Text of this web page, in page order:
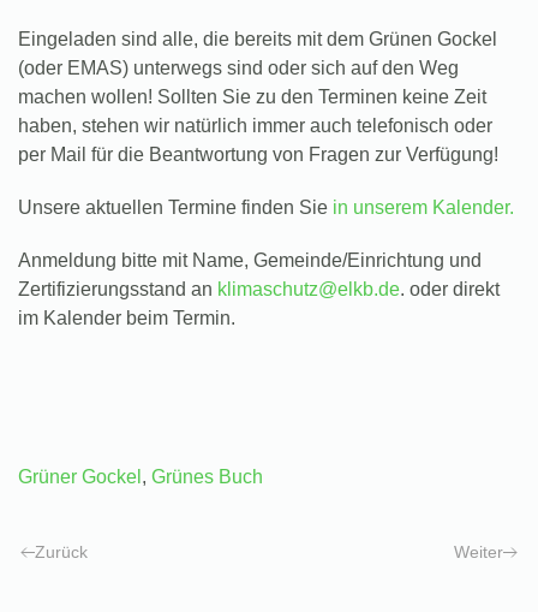
Eingeladen sind alle, die bereits mit dem Grünen Gockel
(oder EMAS) unterwegs sind oder sich auf den Weg
machen wollen! Sollten Sie zu den Terminen keine Zeit
haben, stehen wir natürlich immer auch telefonisch oder
per Mail für die Beantwortung von Fragen zur Verfügung!
Unsere aktuellen Termine finden Sie in unserem Kalender.
Anmeldung bitte mitName, Gemeinde/Einrichtung und
Zertifizierungsstand an klimaschutz@elkb.de. oder direkt
im Kalender beim Termin.
Grüner Gockel , Grünes Buch
Zurück Weiter